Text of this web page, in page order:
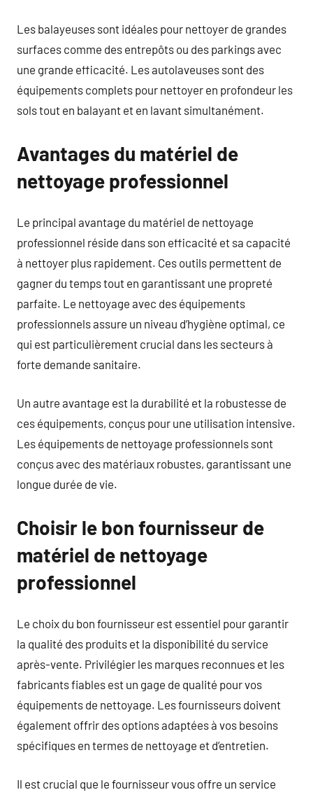
Les balayeuses sont idéales pour nettoyer de grandes
surfaces comme des entrepôts ou des parkings avec
une grande efficacité. Les autolaveuses sont des
équipements complets pour nettoyer en profondeur les
sols tout en balayant et en lavant simultanément.
Avantages du matériel de
nettoyage professionnel
Le principal avantage du matériel de nettoyage
professionnel réside dans son efficacité et sa capacité
à nettoyer plus rapidement. Ces outils permettent de
gagner du temps tout en garantissant une propreté
parfaite. Le nettoyage avec des équipements
professionnels assure un niveau d’hygiène optimal, ce
qui est particulièrement crucial dans les secteurs à
forte demande sanitaire.
Un autre avantage est la durabilité et la robustesse de
ces équipements, conçus pour une utilisation intensive.
Les équipements de nettoyage professionnels sont
conçus avec des matériaux robustes, garantissant une
longue durée de vie.
Choisir le bon fournisseur de
matériel de nettoyage
professionnel
Le choix du bon fournisseur est essentiel pour garantir
la qualité des produits et la disponibilité du service
après-vente. Privilégier les marques reconnues et les
fabricants fiables est un gage de qualité pour vos
équipements de nettoyage. Les fournisseurs doivent
également offrir des options adaptées à vos besoins
spécifiques en termes de nettoyage et d’entretien.
Il est crucial que le fournisseur vous offre un service